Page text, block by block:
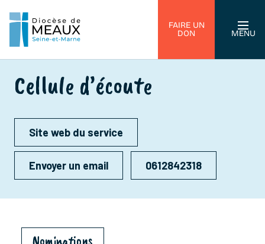
FAIRE UN
DON
MENU
Cellule d’écoute
Site web du service
Envoyer un email 0612842318
Nominations